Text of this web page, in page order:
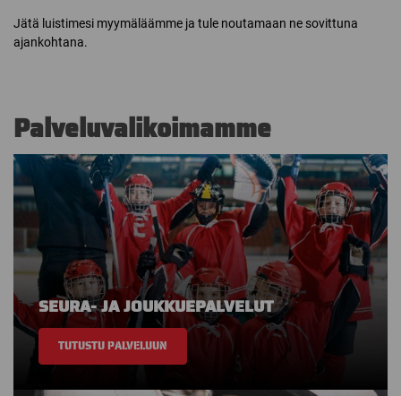
Jätä luistimesi myymäläämme ja tule noutamaan ne sovittuna
ajankohtana.
Palveluvalikoimamme
SEURA- JA JOUKKUEPALVELUT
TUTUSTU PALVELUUN